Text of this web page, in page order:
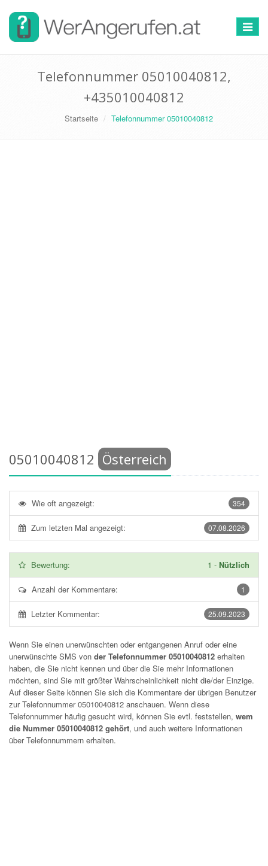
Toggle
Telefonnummer 05010040812,
+435010040812
Startseite Telefonnummer 05010040812
05010040812 Österreich
354
Wie oft angezeigt:
07.08.2026
Zum letzten Mal angezeigt:
Bewertung: 1 - Nützlich
1
Anzahl der Kommentare:
25.09.2023
Letzter Kommentar:
Wenn Sie einen unerwünschten oder entgangenen Anruf oder eine
unerwünschte SMS von der Telefonnummer 05010040812 erhalten
haben, die Sie nicht kennen und über die Sie mehr Informationen
möchten, sind Sie mit größter Wahrscheinlichkeit nicht die/der Einzige.
Auf dieser Seite können Sie sich die Kommentare der übrigen Benutzer
zur Telefonnummer05010040812 anschauen. Wenn diese
Telefonnummer häufig gesucht wird, können Sie evtl. feststellen, wem
die Nummer 05010040812 gehört, und auch weitere Informationen
über Telefonnummern erhalten.